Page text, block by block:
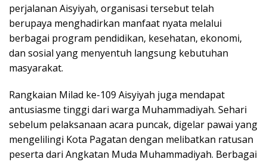
perjalanan Aisyiyah, organisasi tersebut telah
berupaya menghadirkan manfaat nyata melalui
berbagai program pendidikan, kesehatan, ekonomi,
dan sosial yang menyentuh langsung kebutuhan
masyarakat.
Rangkaian Milad ke-109 Aisyiyah juga mendapat
antusiasme tinggi dari warga Muhammadiyah. Sehari
sebelum pelaksanaan acara puncak, digelar pawai yang
mengelilingi Kota Pagatan dengan melibatkan ratusan
peserta dari Angkatan Muda Muhammadiyah. Berbagai